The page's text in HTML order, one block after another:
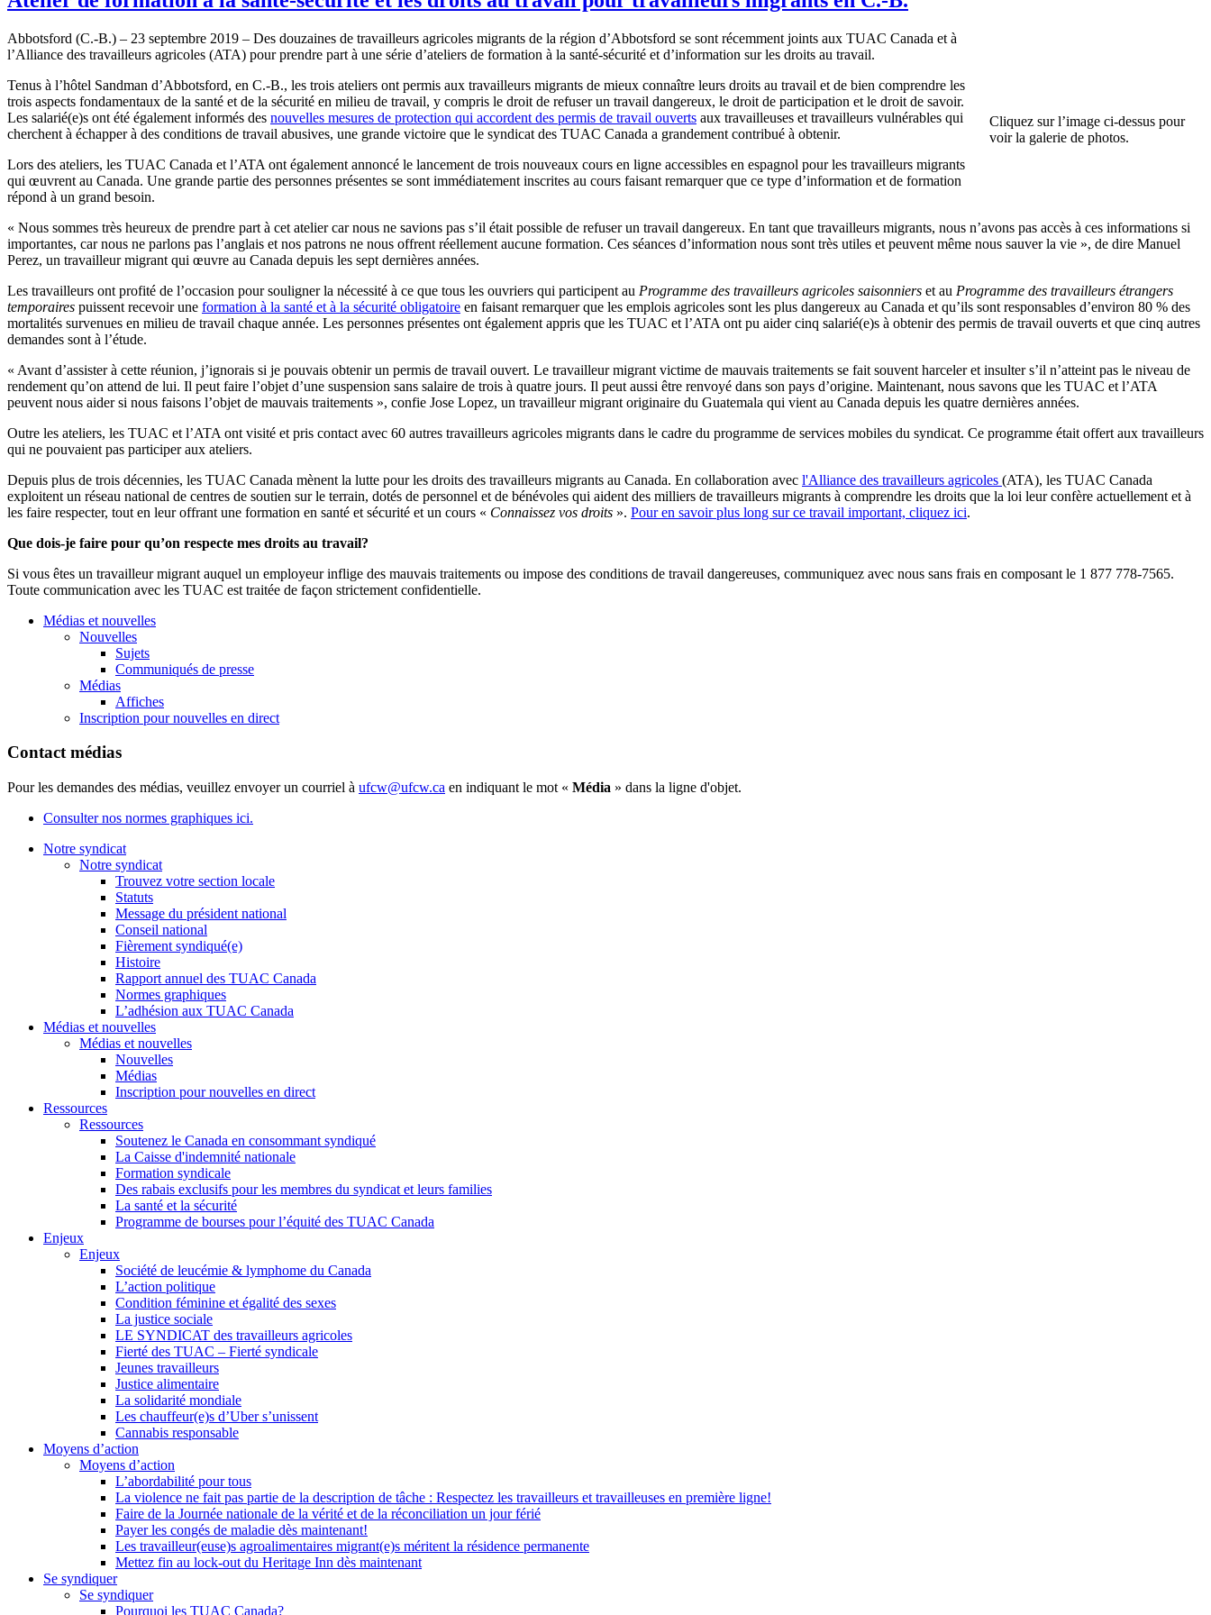
Cliquez sur l’image ci-dessus pour
voir la galerie de photos.
Abbotsford (C.-B.) – 23 septembre 2019 – Des douzaines de travailleurs agricoles migrants de la région d’Abbotsford se sont récemment joints aux TUAC Canada et à
l’Alliance des travailleurs agricoles (ATA) pour prendre part à une série d’ateliers de formation à la santé-sécurité et d’information sur les droits au travail.
Tenus à l’hôtel Sandman d’Abbotsford, en C.-B., les trois ateliers ont permis aux travailleurs migrants de mieux connaître leurs droits au travail et de bien comprendre les
trois aspects fondamentaux de la santé et de la sécurité en milieu de travail, y compris le droit de refuser un travail dangereux, le droit de participation et le droit de savoir.
Les salarié(e)s ont été également informés des nouvelles mesures de protection qui accordent des permis de travail ouverts aux travailleuses et travailleurs vulnérables qui
cherchent à échapper à des conditions de travail abusives, une grande victoire que le syndicat des TUAC Canada a grandement contribué à obtenir.
Lors des ateliers, les TUAC Canada et l’ATA ont également annoncé le lancement de trois nouveaux cours en ligne accessibles en espagnol pour les travailleurs migrants
qui œuvrent au Canada. Une grande partie des personnes présentes se sont immédiatement inscrites au cours faisant remarquer que ce type d’information et de formation
répond à un grand besoin.
« Nous sommes très heureux de prendre part à cet atelier car nous ne savions pas s’il était possible de refuser un travail dangereux. En tant que travailleurs migrants, nous n’avons pas accès à ces informations si
importantes, car nous ne parlons pas l’anglais et nos patrons ne nous offrent réellement aucune formation. Ces séances d’information nous sont très utiles et peuvent même nous sauver la vie », de dire Manuel
Perez, un travailleur migrant qui œuvre au Canada depuis les sept dernières années.
Les travailleurs ont profité de l’occasion pour souligner la nécessité à ce que tous les ouvriers qui participent au Programme des travailleurs agricoles saisonniers et au Programme des travailleurs étrangers
temporaires puissent recevoir une formation à la santé et à la sécurité obligatoire en faisant remarquer que les emplois agricoles sont les plus dangereux au Canada et qu’ils sont responsables d’environ 80 % des
mortalités survenues en milieu de travail chaque année. Les personnes présentes ont également appris que les TUAC et l’ATA ont pu aider cinq salarié(e)s à obtenir des permis de travail ouverts et que cinq autres
demandes sont à l’étude.
« Avant d’assister à cette réunion, j’ignorais si je pouvais obtenir un permis de travail ouvert. Le travailleur migrant victime de mauvais traitements se fait souvent harceler et insulter s’il n’atteint pas le niveau de
rendement qu’on attend de lui. Il peut faire l’objet d’une suspension sans salaire de trois à quatre jours. Il peut aussi être renvoyé dans son pays d’origine. Maintenant, nous savons que les TUAC et l’ATA
peuvent nous aider si nous faisons l’objet de mauvais traitements », confie Jose Lopez, un travailleur migrant originaire du Guatemala qui vient au Canada depuis les quatre dernières années.
Outre les ateliers, les TUAC et l’ATA ont visité et pris contact avec 60 autres travailleurs agricoles migrants dans le cadre du programme de services mobiles du syndicat. Ce programme était offert aux travailleurs
qui ne pouvaient pas participer aux ateliers.
Depuis plus de trois décennies, les TUAC Canada mènent la lutte pour les droits des travailleurs migrants au Canada. En collaboration avec l'Alliance des travailleurs agricoles (ATA), les TUAC Canada
exploitent un réseau national de centres de soutien sur le terrain, dotés de personnel et de bénévoles qui aident des milliers de travailleurs migrants à comprendre les droits que la loi leur confère actuellement et à
les faire respecter, tout en leur offrant une formation en santé et sécurité et un cours « Connaissez vos droits ». Pour en savoir plus long sur ce travail important, cliquez ici.
Que dois-je faire pour qu’on respecte mes droits au travail?
Si vous êtes un travailleur migrant auquel un employeur inflige des mauvais traitements ou impose des conditions de travail dangereuses, communiquez avec nous sans frais en composant le 1 877 778-7565.
Toute communication avec les TUAC est traitée de façon strictement confidentielle.
Médias et nouvelles
Nouvelles
Sujets
Communiqués de presse
Médias
Affiches
Inscription pour nouvelles en direct
Contact médias
Pour les demandes des médias, veuillez envoyer un courriel à ufcw@ufcw.ca en indiquant le mot « Média » dans la ligne d'objet.
Consulter nos normes graphiques ici.
Notre syndicat
Notre syndicat
Trouvez votre section locale
Statuts
Message du président national
Conseil national
Fièrement syndiqué(e)
Histoire
Rapport annuel des TUAC Canada
Normes graphiques
L’adhésion aux TUAC Canada
Médias et nouvelles
Médias et nouvelles
Nouvelles
Médias
Inscription pour nouvelles en direct
Ressources
Ressources
Soutenez le Canada en consommant syndiqué
La Caisse d'indemnité nationale
Formation syndicale
Des rabais exclusifs pour les membres du syndicat et leurs families
La santé et la sécurité
Programme de bourses pour l’équité des TUAC Canada
Enjeux
Enjeux
Société de leucémie & lymphome du Canada
L’action politique
Condition féminine et égalité des sexes
La justice sociale
LE SYNDICAT des travailleurs agricoles
Fierté des TUAC – Fierté syndicale
Jeunes travailleurs
Justice alimentaire
La solidarité mondiale
Les chauffeur(e)s d’Uber s’unissent
Cannabis responsable
Moyens d’action
Moyens d’action
L’abordabilité pour tous
La violence ne fait pas partie de la description de tâche : Respectez les travailleurs et travailleuses en première ligne!
Faire de la Journée nationale de la vérité et de la réconciliation un jour férié
Payer les congés de maladie dès maintenant!
Les travailleur(euse)s agroalimentaires migrant(e)s méritent la résidence permanente
Mettez fin au lock-out du Heritage Inn dès maintenant
Se syndiquer
Se syndiquer
Pourquoi les TUAC Canada?